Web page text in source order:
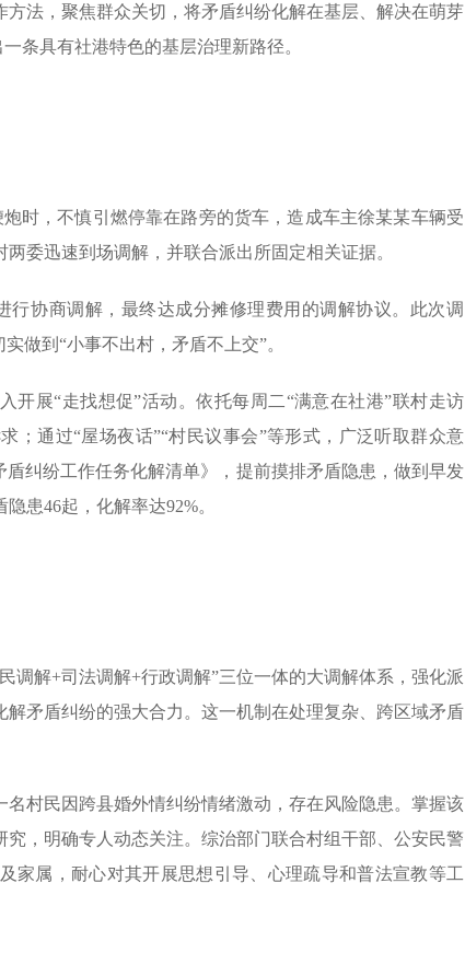
法，聚焦群众关切，将矛盾纠纷化解在基层、解决在萌芽
条具有社港特色的基层治理新路径。
时，不慎引燃停靠在路旁的货车，造成车主徐某某车辆受
委迅速到场调解，并联合派出所固定相关证据。
行协商调解，最终达成分摊修理费用的调解协议。此次调
做到“小事不出村，矛盾不上交”。
开展“走找想促”活动。依托每周二“满意在社港”联村走访
；通过“屋场夜话”“村民议事会”等形式，广泛听取群众意
纠纷工作任务化解清单》，提前摸排矛盾隐患，做到早发
患46起，化解率达92%。
调解+司法调解+行政调解”三位一体的大调解体系，强化派
矛盾纠纷的强大合力。这一机制在处理复杂、跨区域矛盾
村民因跨县婚外情纠纷情绪激动，存在风险隐患。掌握该
，明确专人动态关注。综治部门联合村组干部、公安民警
家属，耐心对其开展思想引导、心理疏导和普法宣教等工